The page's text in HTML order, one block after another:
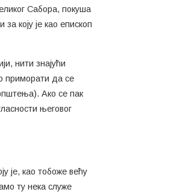
Сабора, покуша
коју је као епископ
нити знајући
приморати да се
Ако се пак
његовог
је, као тобоже већу
ту нека служе